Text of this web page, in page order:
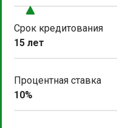
Срок кредитования
15 лет
Процентная ставка
10%